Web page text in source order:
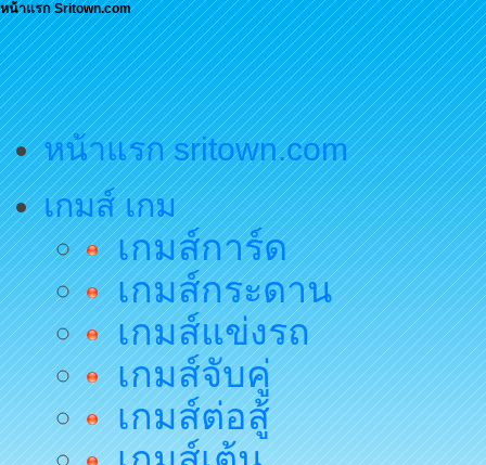
หน้าแรก Sritown.com
หน้าแรก sritown.com
เกมส์ เกม
เกมส์การ์ด
เกมส์กระดาน
เกมส์แข่งรถ
เกมส์จับคู่
เกมส์ต่อสู้